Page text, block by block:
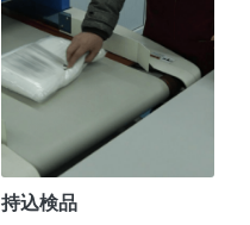
持込検品